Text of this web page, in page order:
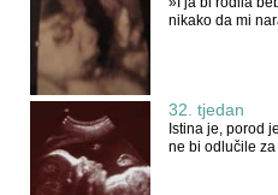
nikako da mi
32. tjedan
Istina je, porod
ne bi odlučile